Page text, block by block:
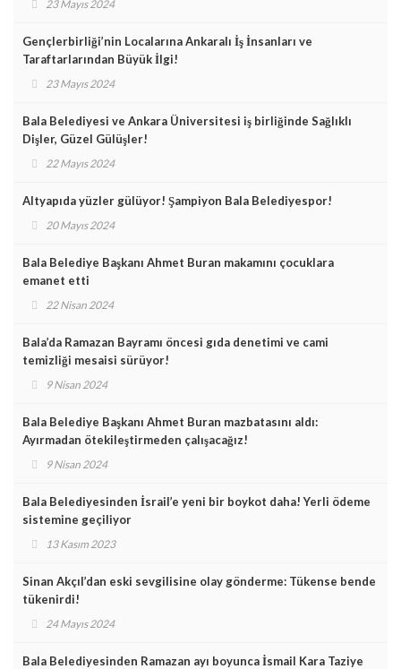
23 Mayıs 2024
Gençlerbirliği’nin Localarına Ankaralı İş İnsanları ve
Taraftarlarından Büyük İlgi!
23 Mayıs 2024
Bala Belediyesi ve Ankara Üniversitesi iş birliğinde Sağlıklı
Dişler, Güzel Gülüşler!
22 Mayıs 2024
Altyapıda yüzler gülüyor! Şampiyon Bala Belediyespor!
20 Mayıs 2024
Bala Belediye Başkanı Ahmet Buran makamını çocuklara
emanet etti
22 Nisan 2024
Bala’da Ramazan Bayramı öncesi gıda denetimi ve cami
temizliği mesaisi sürüyor!
9 Nisan 2024
Bala Belediye Başkanı Ahmet Buran mazbatasını aldı:
Ayırmadan ötekileştirmeden çalışacağız!
9 Nisan 2024
Bala Belediyesinden İsrail’e yeni bir boykot daha! Yerli ödeme
sistemine geçiliyor
13 Kasım 2023
Sinan Akçıl’dan eski sevgilisine olay gönderme: Tükense bende
tükenirdi!
24 Mayıs 2024
Bala Belediyesinden Ramazan ayı boyunca İsmail Kara Taziye